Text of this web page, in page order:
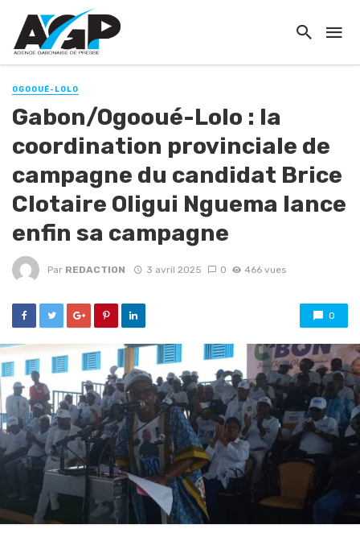
OGOOUÉ-LOLO
Gabon/Ogooué-Lolo : la
coordination provinciale de
campagne du candidat Brice
Clotaire Oligui Nguema lance
enfin sa campagne
Par REDACTION 3 avril 2025 0 466 vues
0